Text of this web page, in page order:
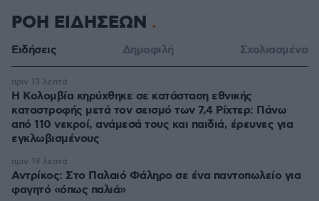
ΡΟΗ ΕΙΔΗΣΕΩΝ
Ειδήσεις Δημοφιλή Σχολιασμένα
Η Κολομβία κηρύχθηκε σε κατάσταση εθνικής
καταστροφής μετά τον σεισμό των 7,4 Ρίχτερ: Πάνω
από 110 νεκροί, ανάμεσά τους και παιδιά, έρευνες για
εγκλωβισμένους
πριν 13 λεπτά
Αντρίκος: Στο Παλαιό Φάληρο σε ένα παντοπωλείο για
φαγητό «όπως παλιά»
πριν 19 λεπτά